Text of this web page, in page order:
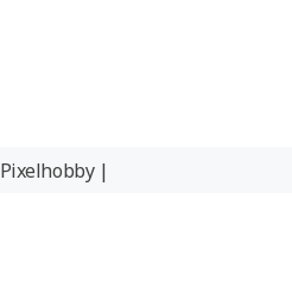
Pixelhobby |